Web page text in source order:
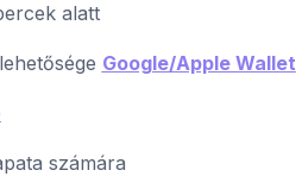
alatt
Google/Apple Wallet
számára